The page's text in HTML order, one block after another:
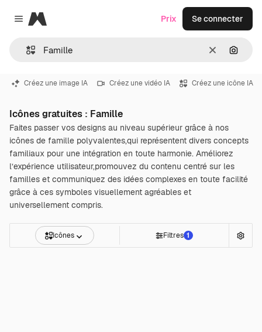
Close menu
Magnific
Effacer
Prix Se connecter
Créez une image IA Créez une vidéo IA Créez une icône IA
Icônes gratuites : Famille
Faites passer vos designs au niveau supérieur grâce à nos
icônes de famille polyvalentes,qui représentent divers concepts
familiaux pour une intégration en toute harmonie. Améliorez
l’expérience utilisateur,promouvez du contenu centré sur les
familles et communiquez des idées complexes en toute facilité
grâce à ces symboles visuellement agréables et
universellement compris.
Icônes Filtres 1